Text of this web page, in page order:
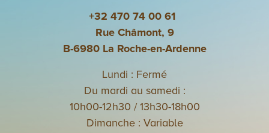
+32 470 74 00 61
Rue Châmont, 9
B-6980 La Roche-en-Ardenne
Lundi : Fermé
Du mardi au samedi :
10h00-12h30 / 13h30-18h00
Dimanche : Variable